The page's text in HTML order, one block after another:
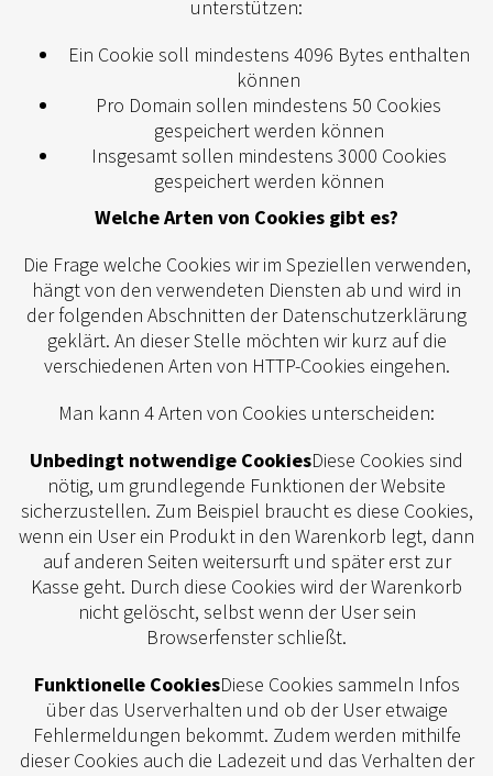
unterstützen:
Ein Cookie soll mindestens 4096 Bytes enthalten
können
Pro Domain sollen mindestens 50 Cookies
gespeichert werden können
Insgesamt sollen mindestens 3000 Cookies
gespeichert werden können
Welche Arten von Cookies gibt es?
Die Frage welche Cookies wir im Speziellen verwenden,
hängt von den verwendeten Diensten ab und wird in
der folgenden Abschnitten der Datenschutzerklärung
geklärt. An dieser Stelle möchten wir kurz auf die
verschiedenen Arten von HTTP-Cookies eingehen.
Man kann 4 Arten von Cookies unterscheiden:
Unbedingt notwendige CookiesDiese Cookies sind
nötig, um grundlegende Funktionen der Website
sicherzustellen. Zum Beispiel braucht es diese Cookies,
wenn ein User ein Produkt in den Warenkorb legt, dann
auf anderen Seiten weitersurft und später erst zur
Kasse geht. Durch diese Cookies wird der Warenkorb
nicht gelöscht, selbst wenn der User sein
Browserfenster schließt.
Funktionelle CookiesDiese Cookies sammeln Infos
über das Userverhalten und ob der User etwaige
Fehlermeldungen bekommt. Zudem werden mithilfe
dieser Cookies auch die Ladezeit und das Verhalten der